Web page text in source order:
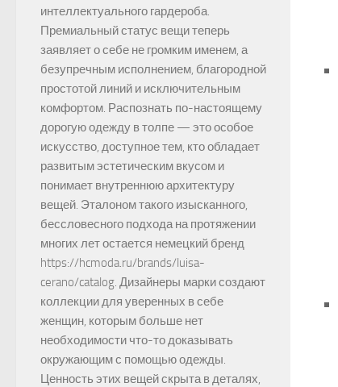
интеллектуального гардероба.
Премиальный статус вещи теперь
заявляет о себе не громким именем, а
безупречным исполнением, благородной
простотой линий и исключительным
комфортом. Распознать по-настоящему
дорогую одежду в толпе — это особое
искусство, доступное тем, кто обладает
развитым эстетическим вкусом и
понимает внутреннюю архитектуру
вещей. Эталоном такого изысканного,
бессловесного подхода на протяжении
многих лет остается немецкий бренд
https://hcmoda.ru/brands/luisa-
cerano/catalog. Дизайнеры марки создают
коллекции для уверенных в себе
женщин, которым больше нет
необходимости что-то доказывать
окружающим с помощью одежды.
Ценность этих вещей скрыта в деталях,